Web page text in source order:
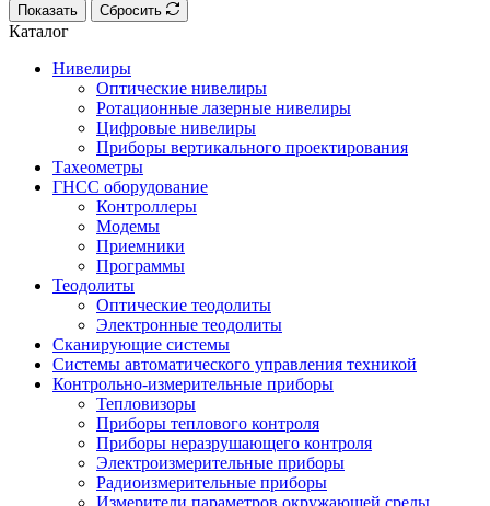
Показать Сбросить
Каталог
Нивелиры
Оптические нивелиры
Ротационные лазерные нивелиры
Цифровые нивелиры
Приборы вертикального проектирования
Тахеометры
ГНСС оборудование
Контроллеры
Модемы
Приемники
Программы
Теодолиты
Оптические теодолиты
Электронные теодолиты
Сканирующие системы
Системы автоматического управления техникой
Контрольно-измерительные приборы
Тепловизоры
Приборы теплового контроля
Приборы неразрушающего контроля
Электроизмерительные приборы
Радиоизмерительные приборы